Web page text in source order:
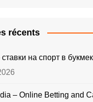
récents
на спорт в
– Online Betting and